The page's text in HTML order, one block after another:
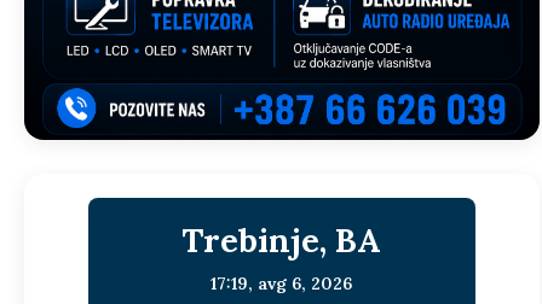
Trebinje, BA
17:19, avg 6, 2026